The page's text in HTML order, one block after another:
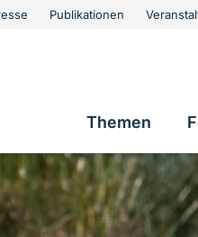
Publikationen
Themen